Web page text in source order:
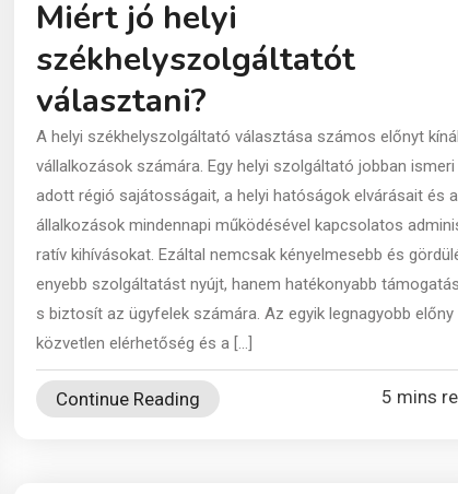
Miért jó helyi
székhelyszolgáltatót
választani?
A helyi székhelyszolgáltató választása számos előnyt
vállalkozások számára. Egy helyi szolgáltató jobban
adott régió sajátosságait, a helyi hatóságok elvárásait és
állalkozások mindennapi működésével kapcsolatos
ratív kihívásokat. Ezáltal nemcsak kényelmesebb és
enyebb szolgáltatást nyújt, hanem hatékonyabb
s biztosít az ügyfelek számára. Az egyik legnagyobb előny
közvetlen elérhetőség és a […]
Continue Reading 5 mins